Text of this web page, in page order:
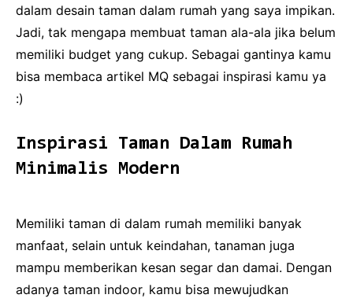
dalam desain taman dalam rumah yang saya impikan.
Jadi, tak mengapa membuat taman ala-ala jika belum
memiliki budget yang cukup. Sebagai gantinya kamu
bisa membaca artikel MQ sebagai inspirasi kamu ya
:)
Inspirasi Taman Dalam Rumah
Minimalis Modern
Memiliki taman di dalam rumah memiliki banyak
manfaat, selain untuk keindahan, tanaman juga
mampu memberikan kesan segar dan damai. Dengan
adanya taman indoor, kamu bisa mewujudkan